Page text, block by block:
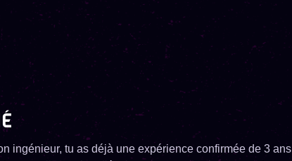
ingénieur, tu as déjà une expérience confirmée de 3 ans